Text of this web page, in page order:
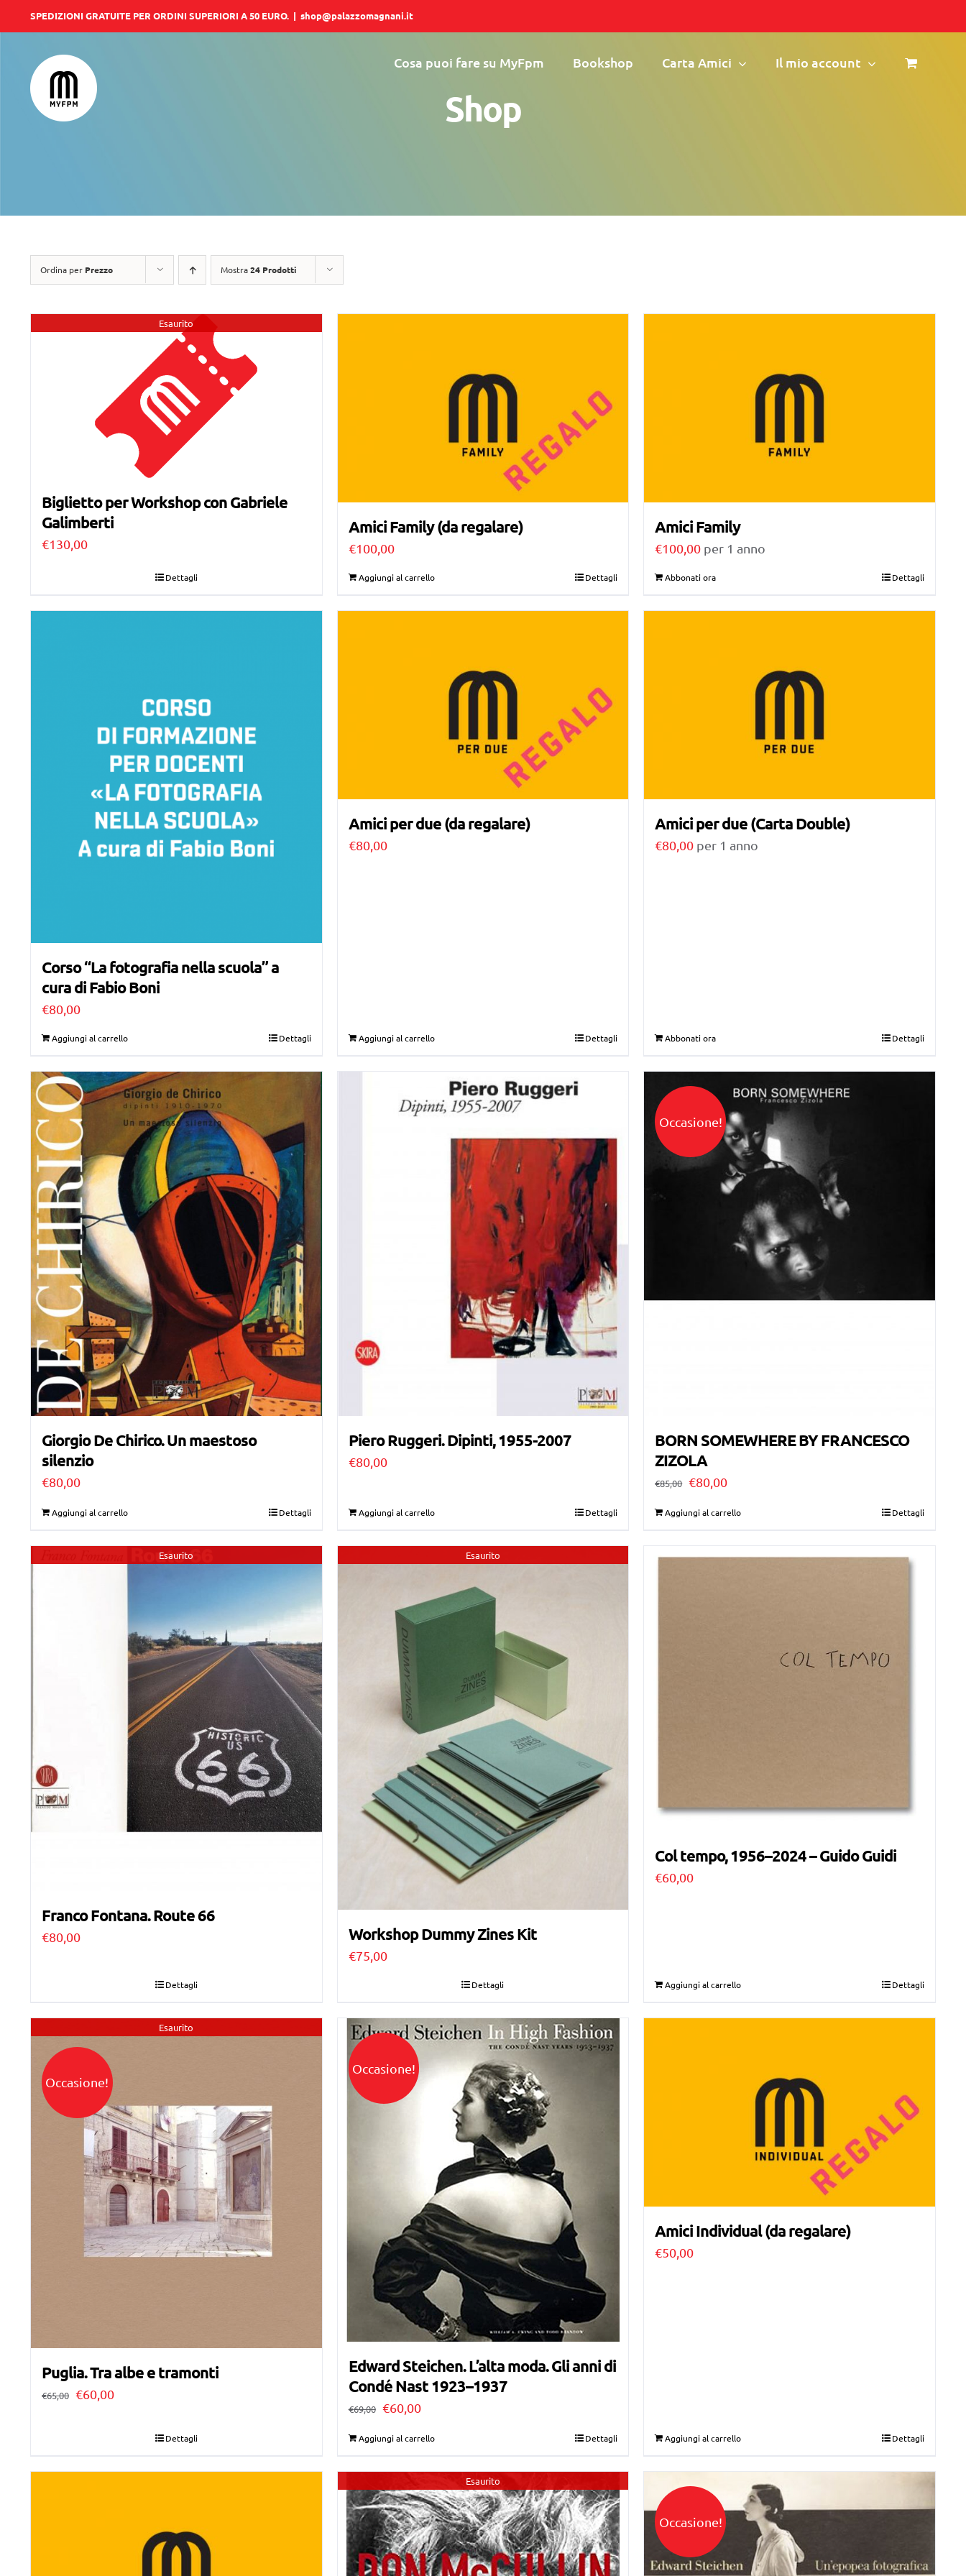
al
contenuto
SPEDIZIONI GRATUITE PER ORDINI SUPERIORI A 50 EURO. | shop@palazzomagnani.it
Cosa puoi fare su MyFpm Bookshop Carta Amici Il mio account
Shop
Ordina per Prezzo Mostra24 Prodotti
Esaurito
Biglietto per Workshop con Gabriele
Galimberti
€130,00
Dettagli
Amici Family (da regalare)
€100,00
Aggiungi al carrello Dettagli
Amici Family
€100,00 per 1 anno
Abbonati ora Dettagli
Corso “La fotografia nella scuola” a
cura di Fabio Boni
€80,00
Aggiungi al carrello Dettagli
Amici per due (da regalare)
€80,00
Aggiungi al carrello Dettagli
Amici per due (Carta Double)
€80,00 per 1 anno
Abbonati ora Dettagli
Giorgio De Chirico. Un maestoso
silenzio
€80,00
Aggiungi al carrello Dettagli
Piero Ruggeri. Dipinti, 1955-2007
€80,00
Aggiungi al carrello Dettagli
Occasione!
BORN SOMEWHERE BY FRANCESCO
ZIZOLA
€85,00 Il
€80,00Il
Aggiungi al carrello Dettagli
Esaurito
Franco Fontana. Route 66
€80,00
Dettagli
Esaurito
Workshop Dummy Zines Kit
€75,00
Dettagli
Col tempo, 1956–2024 – Guido Guidi
€60,00
Aggiungi al carrello Dettagli
Esaurito
Occasione!
Puglia. Tra albe e tramonti
€65,00 Il
€60,00Il
Dettagli
Occasione!
Edward Steichen. L’alta moda. Gli anni di
Condé Nast 1923–1937
€69,00 Il
era:
€69,00.
€60,00Il
è:
€60,00.
Aggiungi al carrello Dettagli
Amici Individual (da regalare)
€50,00
Aggiungi al carrello Dettagli
Esaurito
Occasione!